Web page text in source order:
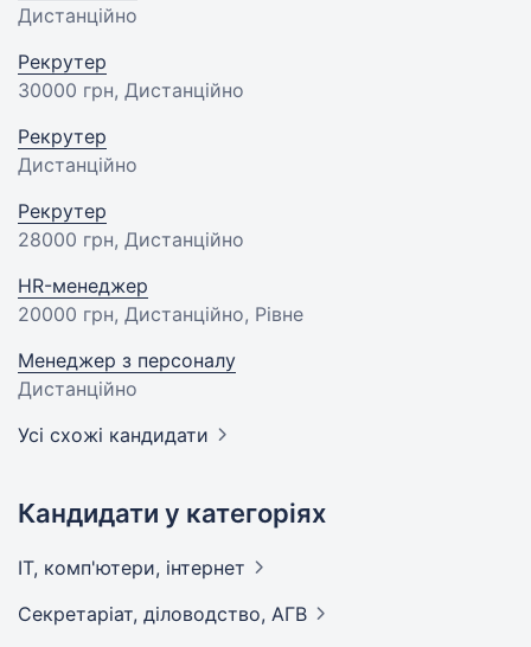
Дистанційно
Рекрутер
30000 грн, Дистанційно
Рекрутер
Дистанційно
Рекрутер
28000 грн, Дистанційно
HR-менеджер
20000 грн, Дистанційно, Рівне
Менеджер з персоналу
Дистанційно
Усі схожі кандидати
Кандидати у категоріях
IT, комп'ютери, інтернет
Секретаріат, діловодство, АГВ